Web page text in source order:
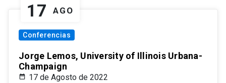
17 AGO
Conferencias
Jorge Lemos, University of Illinois Urbana-
Champaign
17 de Agosto de 2022